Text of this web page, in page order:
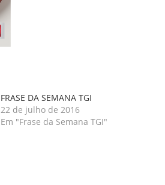
FRASE DA SEMANA TGI
22 de julho de 2016
Em "Frase da Semana TGI"